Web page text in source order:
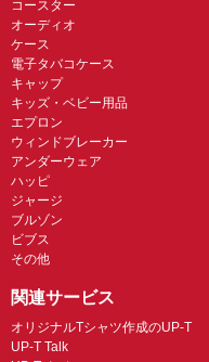
コースター
オーディオ
ケース
電子タバコケース
キャップ
キッズ・ベビー用品
エプロン
ウィンドブレーカー
アンダーウェア
ハッピ
ジャージ
ブルゾン
ビブス
その他
関連サービス
オリジナルTシャツ作成のUP-T
UP-T Talk